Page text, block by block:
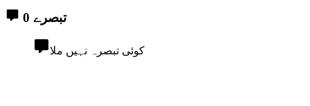
0 تبصرے
کوئی تبصرہ نہیں ملا